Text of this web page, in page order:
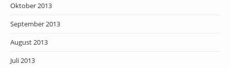
Oktober 2013
September 2013
August 2013
Juli 2013